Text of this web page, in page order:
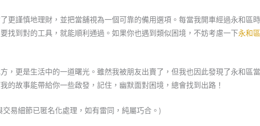
更謹慎地理財，並把當舖視為一個可靠的備用選項。每當我開車經過永和區
找到對的工具，就能順利通過。如果你也遇到類似困境，不妨考慮一下永和
，更是生活中的一道曙光。雖然我被朋友出賣了，但我也因此發現了永和區
的故事能帶給你一些啟發，記住，幽默面對困境，總會找到出路！
易細節已匿名化處理，如有雷同，純屬巧合。)